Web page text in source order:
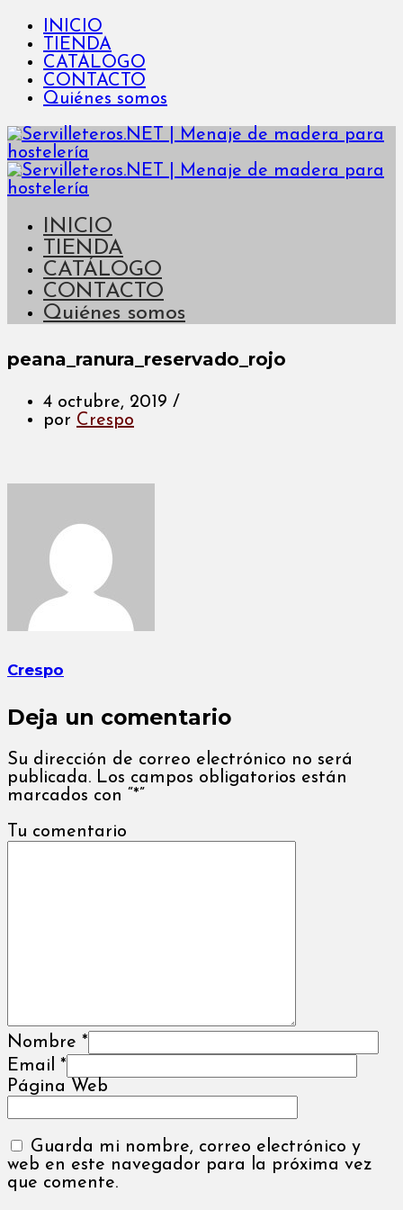
INICIO
TIENDA
CATÁLOGO
CONTACTO
Quiénes somos
INICIO
TIENDA
CATÁLOGO
CONTACTO
Quiénes somos
peana_ranura_reservado_rojo
4 octubre, 2019 /
por Crespo
Crespo
Deja un comentario
Su dirección de correo electrónico no será
publicada. Los campos obligatorios están
marcados con “*”
Tu comentario
Nombre *
Email *
Página Web
Guarda mi nombre, correo electrónico y
web en este navegador para la próxima vez
que comente.